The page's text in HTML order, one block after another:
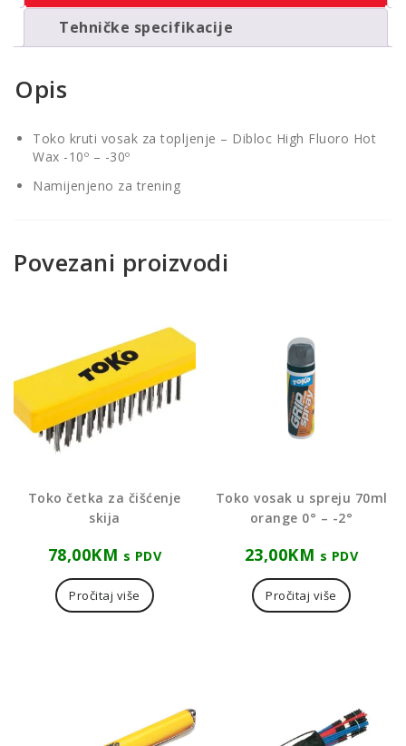
Tehničke specifikacije
Opis
Toko kruti vosak za topljenje – Dibloc High Fluoro Hot
Wax -10º – -30º
Namijenjeno za trening
Povezani proizvodi
Toko četka za čišćenje
skija
78,00KM s PDV
Pročitaj više
Toko vosak u spreju 70ml
orange 0° – -2°
23,00KM s PDV
Pročitaj više